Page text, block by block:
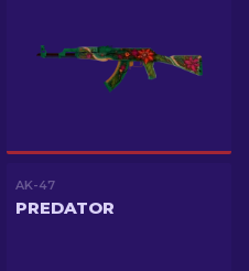
AK-47
PREDATOR